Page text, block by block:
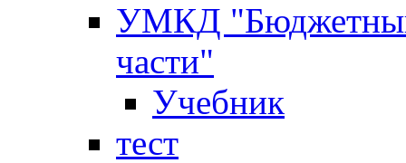
УМКД "Бюджетный
части"
Учебник
тест